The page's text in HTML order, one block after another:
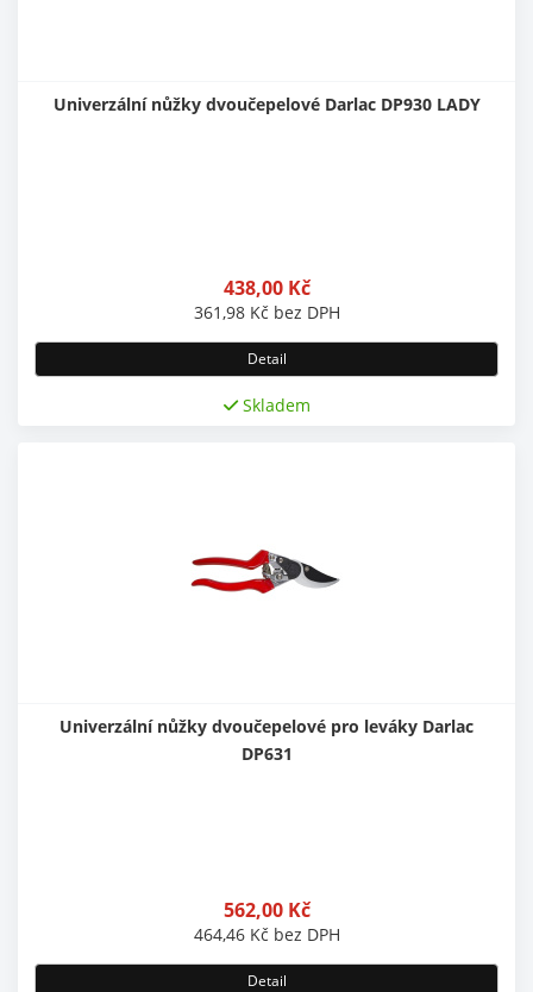
Univerzální nůžky dvoučepelové Darlac DP930 LADY
438,00 Kč
361,98 Kč bez DPH
Detail
Skladem
Univerzální nůžky dvoučepelové pro leváky Darlac
DP631
562,00 Kč
464,46 Kč bez DPH
Detail